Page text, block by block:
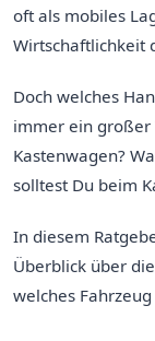
oft als mobiles
Wirtschaftlichkeit
Doch welches
immer ein großer
Kastenwagen?
solltest Du beim
In diesem
Überblick über
welches